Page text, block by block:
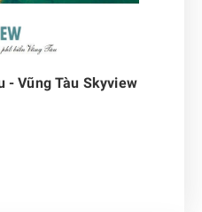
- Vũng Tàu Skyview